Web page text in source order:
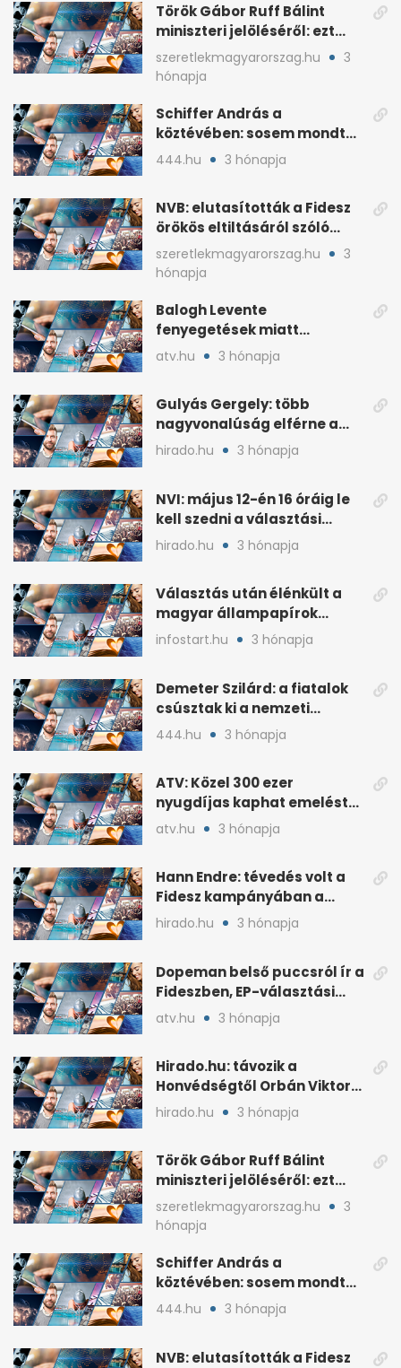
Török Gábor Ruff Bálint
miniszteri jelöléséről: ezt
írta a posztjában
szeretlekmagyarorszag.hu
3
hónapja
Schiffer András a
köztévében: sosem mondta,
ki fog nyerni
444.hu 3 hónapja
NVB: elutasították a Fidesz
örökös eltiltásáról szóló
népszavazást
szeretlekmagyarorszag.hu
3
hónapja
Balogh Levente
fenyegetések miatt
lemondta erdélyi előadás-
atv.hu 3 hónapja
Gulyás Gergely: több
nagyvonalúság elférne a
kétharmados győztesekben
hirado.hu 3 hónapja
NVI: május 12-én 16 óráig le
kell szedni a választási
plakátokat
hirado.hu 3 hónapja
Választás után élénkült a
magyar állampapírok
lakossági értékesítése
infostart.hu 3 hónapja
Demeter Szilárd: a fiatalok
csúsztak ki a nemzeti
kultúrából
444.hu 3 hónapja
ATV: Közel 300 ezer
nyugdíjas kaphat emelést
idén a Tisza terve szerint
atv.hu 3 hónapja
Hann Endre: tévedés volt a
Fidesz kampányában a
háborús veszély
hirado.hu 3 hónapja
Dopeman belső puccsról ír a
Fideszben, EP-választási
árral
atv.hu 3 hónapja
Hirado.hu: távozik a
Honvédségtől Orbán Viktor
fia, Orbán Gáspár
hirado.hu 3 hónapja
Török Gábor Ruff Bálint
miniszteri jelöléséről: ezt
írta a posztjában
szeretlekmagyarorszag.hu
3
hónapja
Schiffer András a
köztévében: sosem mondta,
ki fog nyerni
444.hu 3 hónapja
NVB: elutasították a Fidesz